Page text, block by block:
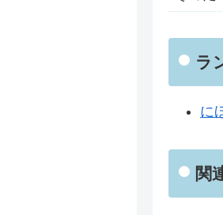
ラ
に
関